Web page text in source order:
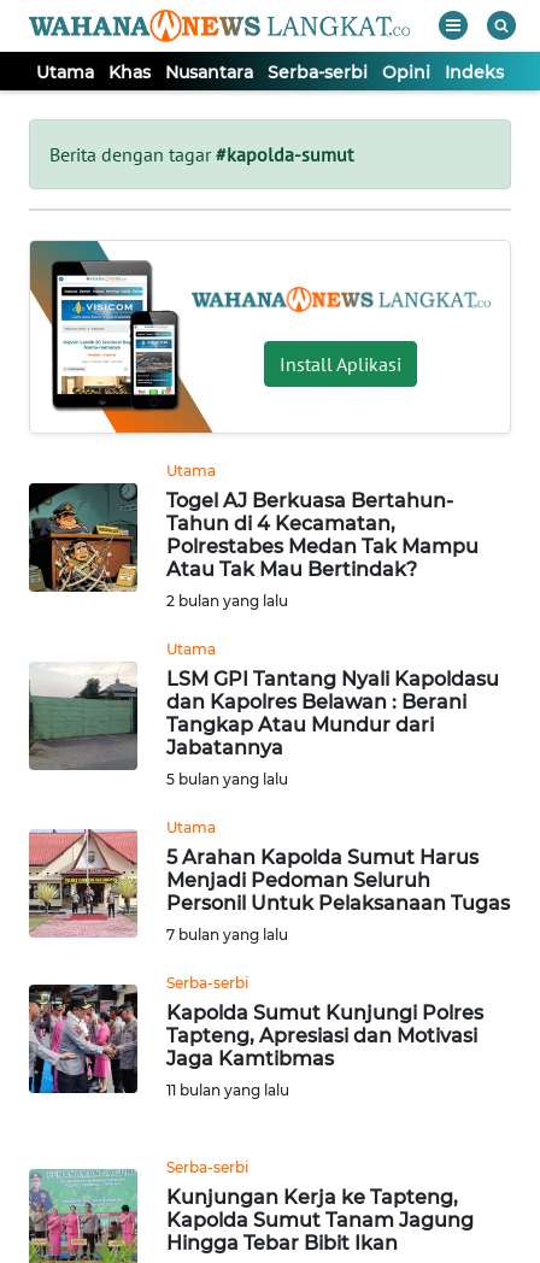
Utama Khas Nusantara Serba-serbi Opini Indeks
Berita dengan tagar#kapolda-sumut
Install Aplikasi
Utama
Togel AJ Berkuasa Bertahun-
Tahun di 4 Kecamatan,
Polrestabes Medan Tak Mampu
Atau Tak Mau Bertindak?
2 bulan yang lalu
Utama
LSM GPI Tantang Nyali Kapoldasu
dan Kapolres Belawan : Berani
Tangkap Atau Mundur dari
Jabatannya
5 bulan yang lalu
Utama
5 Arahan Kapolda Sumut Harus
Menjadi Pedoman Seluruh
Personil Untuk Pelaksanaan Tugas
7 bulan yang lalu
Serba-serbi
Kapolda Sumut Kunjungi Polres
Tapteng, Apresiasi dan Motivasi
Jaga Kamtibmas
11 bulan yang lalu
Serba-serbi
Kunjungan Kerja ke Tapteng,
Kapolda Sumut Tanam Jagung
Hingga Tebar Bibit Ikan
Tutup
UTAMA
KHAS
NUSANTARA
SERBA-
SERBI
OPINI
Informasi
KONTAK
KAMI
IKLAN
TENTANG
KAMI
PEDOMAN
MEDIA
SIBER
REDAKSI
DISCLAIMER